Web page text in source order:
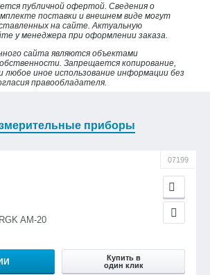
публичной офертой. Сведения о
поставки и внешнем виде могут
на сайте. Актуальную
у менеджера при оформлении заказа.
сайта являются объектами
Запрещается копирование,
любое иное использование информации без
правообладателя.
приборы
07199
AM-20
Купить в
один клик